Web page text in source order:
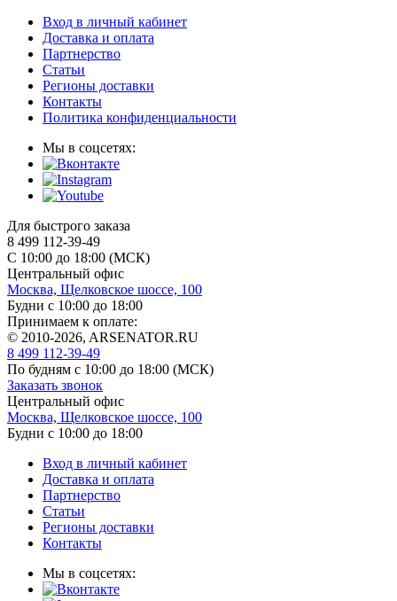
Вход в личный кабинет
Доставка и оплата
Партнерство
Статьи
Регионы доставки
Контакты
Политика конфиденциальности
Мы в соцсетях:
Для быстрого заказа
8 499 112-39-49
С 10:00 до 18:00 (МСК)
Центральный офис
Москва, Щелковское шоссе, 100
Будни с 10:00 до 18:00
Принимаем к оплате:
© 2010-2026, ARSENATOR.RU
8 499 112-39-49
По будням с 10:00 до 18:00 (МСК)
Заказать звонок
Центральный офис
Москва, Щелковское шоссе, 100
Будни с 10:00 до 18:00
Вход в личный кабинет
Доставка и оплата
Партнерство
Статьи
Регионы доставки
Контакты
Мы в соцсетях: